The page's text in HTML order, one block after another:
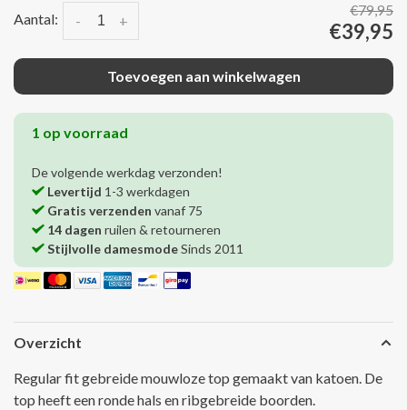
Aantal: +
-
€79,95
€39,95
Toevoegen aan winkelwagen
1 op voorraad
De volgende werkdag verzonden!
Levertijd 1-3 werkdagen
Gratis verzenden vanaf 75
14 dagen ruilen & retourneren
Stijlvolle damesmodeSinds 2011
Overzicht
Regular fit gebreide mouwloze top gemaakt van katoen. De
top heeft een ronde hals en ribgebreide boorden.